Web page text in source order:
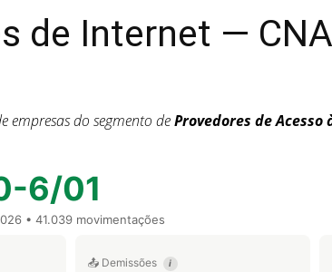
de Internet —
empresas do segmento deProvedores de Acesso
6/01
• 41.039 movimentações
📤 Demissões i